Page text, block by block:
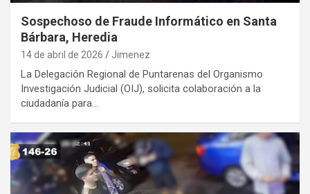
Sospechoso de Fraude Informático en Santa
Bárbara, Heredia
14 de abril de 2026 Jimenez
La Delegación Regional de Puntarenas del Organismo
Investigación Judicial (OIJ), solicita colaboración a la
ciudadanía para…